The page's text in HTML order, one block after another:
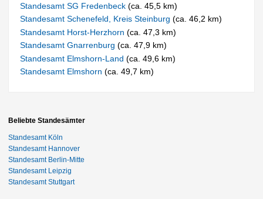
Standesamt SG Fredenbeck(ca. 45,5 km)
Standesamt Schenefeld, Kreis Steinburg(ca. 46,2 km)
Standesamt Horst-Herzhorn(ca. 47,3 km)
Standesamt Gnarrenburg(ca. 47,9 km)
Standesamt Elmshorn-Land(ca. 49,6 km)
Standesamt Elmshorn(ca. 49,7 km)
Beliebte Standesämter
Standesamt Köln
Standesamt Hannover
Standesamt Berlin-Mitte
Standesamt Leipzig
Standesamt Stuttgart